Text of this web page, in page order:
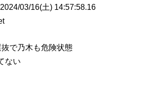
2024/03/16(土) 14:57:58.16
で乃木も危険状態
ない